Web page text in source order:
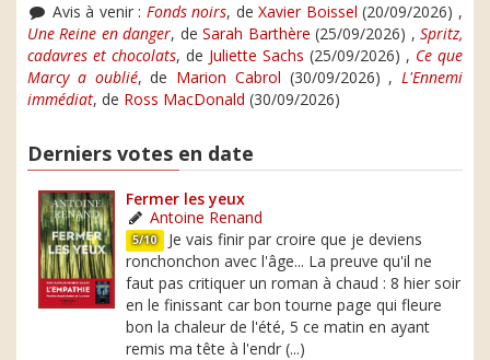
Avis à venir : Fonds noirs, deXavier Boissel (20/09/2026) ,
Une Reine en danger, deSarah Barthère (25/09/2026) ,Spritz,
cadavres et chocolats, de Juliette Sachs (25/09/2026) , Ce que
Marcy a oublié, de Marion Cabrol (30/09/2026) , L'Ennemi
immédiat, de Ross MacDonald (30/09/2026)
Derniers votes en date
Fermer les yeux
Antoine Renand
5/10 Je vais finir par croire que je deviens
ronchonchon avec l'âge... La preuve qu'il ne
faut pas critiquer un roman à chaud : 8 hier soir
en le finissant car bon tourne page qui fleure
bon la chaleur de l'été, 5 ce matin en ayant
remis ma tête à l'endr (...)